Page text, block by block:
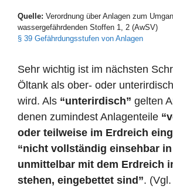
Quelle: Verordnung über Anlagen zum
wassergefährdenden Stoffen 1, 2 (AwSV)
§ 39 Gefährdungsstufen von Anlagen
Sehr wichtig ist im nächsten
Öltank als ober- oder
wird. Als “unterirdisch” gelten
denen zumindest Anlagenteile
oder teilweise im Erdreich
“nicht vollständig einsehbar
unmittelbar mit dem Erdreich
stehen, eingebettet sind”.